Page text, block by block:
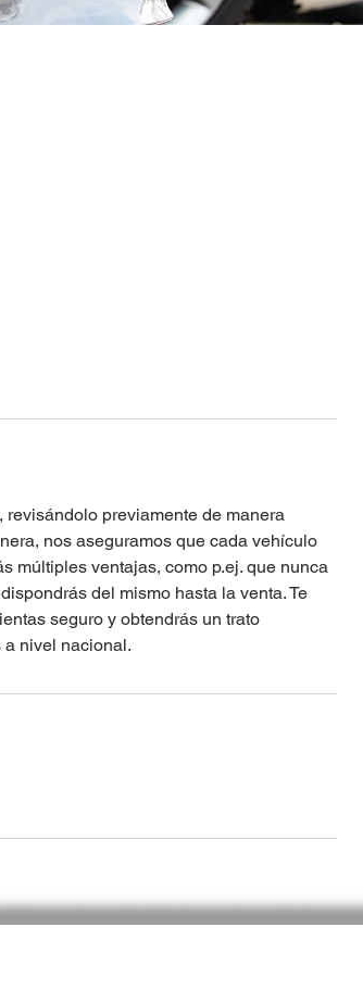
previamente de manera
nos aseguramos que cada vehículo
múltiples ventajas, como p.ej. que nunca
del mismo hasta la venta. Te
seguro y obtendrás un trato
a nivel nacional.